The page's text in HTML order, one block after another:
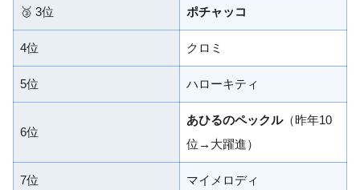
🥉 3位 ポチャッコ
4位 クロミ
5位 ハローキティ
6位
あひるのペックル（昨年10
位→大躍進）
7位 マイメロディ